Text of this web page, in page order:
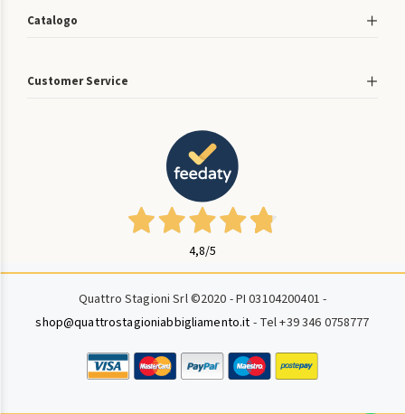
Catalogo
Customer Service
4,8/5
Quattro Stagioni Srl ©2020 - PI 03104200401 -
shop@quattrostagioniabbigliamento.it - Tel +39 346 0758777